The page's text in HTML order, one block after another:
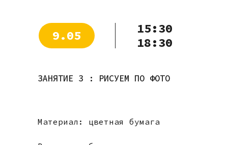
9.05
ЗАНЯТИЕ 3 : РИСУЕМ ПО ФОТО
Материал: цветная бумага
15:30
18:30